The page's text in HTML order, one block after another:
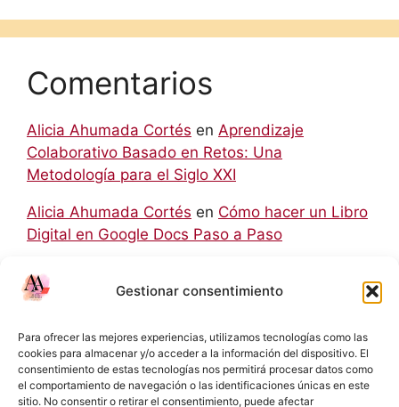
Gestionar consentimiento
Para ofrecer las mejores experiencias, utilizamos tecnologías como las
cookies para almacenar y/o acceder a la información del dispositivo. El
consentimiento de estas tecnologías nos permitirá procesar datos como
el comportamiento de navegación o las identificaciones únicas en este
sitio. No consentir o retirar el consentimiento, puede afectar
Comentarios
Alicia Ahumada Cortés en Aprendizaje
Colaborativo Basado en Retos: Una
Metodología para el Siglo XXI
Alicia Ahumada Cortés en Cómo hacer un Libro
Digital en Google Docs Paso a Paso
hello world
en Retos: Una Metodología para el Siglo XXI
RodolfoenCómo hacer un Libro Digital en
Google Docs Paso a Paso
Eliecer Campos CárdenasenDiferencias y